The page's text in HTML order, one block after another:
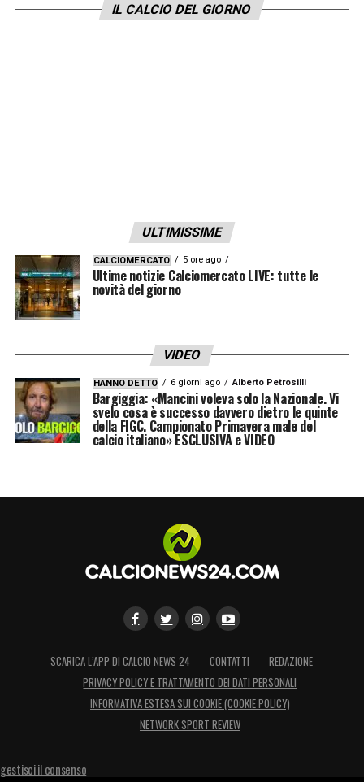
lotta in campionato, per la finale di Coppa
IL CALCIO DEL GIORNO
ULTIMISSIME
CALCIOMERCATO 5 ore ago
Ultime notizie Calciomercato LIVE: tutte le
novità del giorno
VIDEO
HANNO DETTO 6 giorni ago Alberto Petrosilli
Bargiggia: «Mancini voleva solo la Nazionale. Vi
svelo cosa è successo davvero dietro le quinte
della FIGC. Campionato Primavera male del
calcio italiano» ESCLUSIVA e VIDEO
SCARICA L’APP DI CALCIO NEWS 24 CONTATTI
REDAZIONE
PRIVACY POLICY E TRATTAMENTO DEI DATI PERSONALI
INFORMATIVA ESTESA SUI COOKIE (COOKIE POLICY)
NETWORK SPORT REVIEW
gestisci il consenso